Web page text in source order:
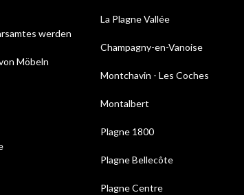
werden
Möbeln
La Plagne Vallée
Champagny-en-Vanoise
Montchavin - Les Coches
Montalbert
Plagne 1800
Plagne Bellecôte
Plagne Centre